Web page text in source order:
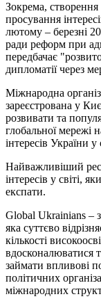
Зокрема,
просування
лютому – березні
ради реформ при
передбачає
дипломатії через
Міжнародна
зареєстрована у
розвивати та
глобальної мережі
інтересів України у
Найважливіший
інтересів у світі,
експати.
Global Ukrainians –
яка суттєво
кількості
вдосконалюватися
займати впливові
політичних
міжнародних